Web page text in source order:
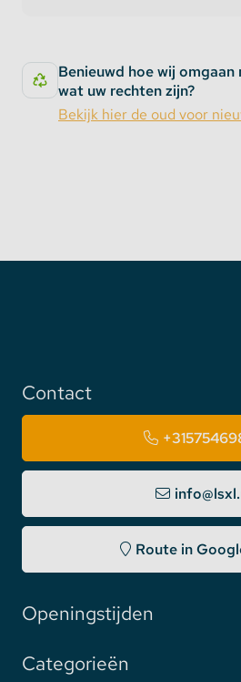
Benieuwd hoe wij omgaan
wat uw rechten zijn?
Bekijk hier de oud voor
Contact
Route in
Openingstijden
Categorieën